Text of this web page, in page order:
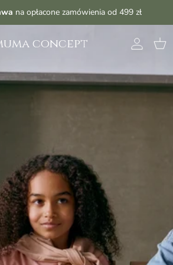
na opłacone zamówienia od 499 zł
concept Konto